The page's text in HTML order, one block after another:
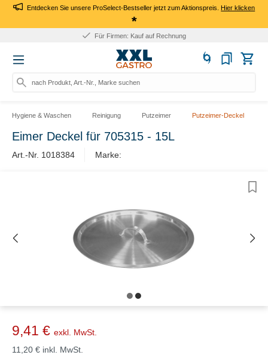
Entdecken Sie unsere ProSelect-Bestseller jetzt zum Aktionspreis.Hier klicken
*
Rufen Sie an: +49 (0) 231 964 196
nach Produkt, Art.-Nr., Marke suchen
Hygiene & Waschen Reinigung Putzeimer Putzeimer-Deckel
Eimer Deckel für 705315 - 15L
Art.-Nr. 1018384 Marke:
9,41 € exkl. MwSt.
11,20 € inkl. MwSt.